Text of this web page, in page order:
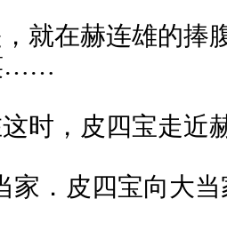
就在赫连雄的捧
……
时，皮四宝走近
家．皮四宝向大